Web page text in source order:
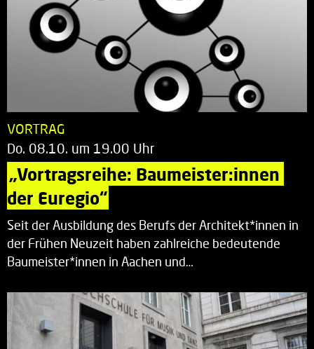
VORTRAG
Do. 08.10. um 19.00 Uhr
„Vortragsreihe: Baumeister:innen
der Euregio“
Seit der Ausbildung des Berufs der Architekt*innen in
der Frühen Neuzeit haben zahlreiche bedeutende
Baumeister*innen in Aachen und…